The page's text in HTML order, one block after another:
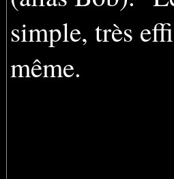
simple, très
même.